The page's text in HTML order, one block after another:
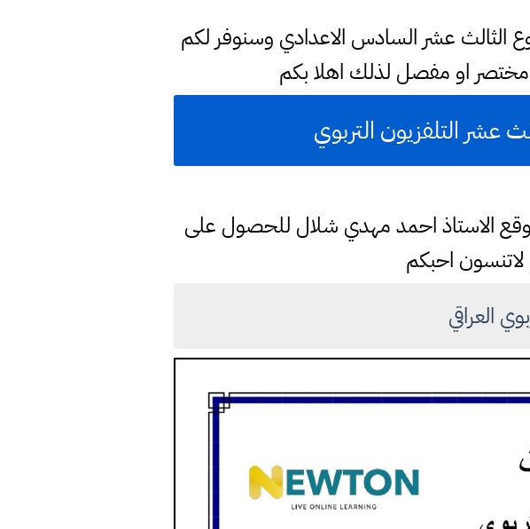
الثالث عشر السادس الاعدادي وسنوفر لكم
او مفصل لذلك اهلا بكم
عشر التلفزيون التربوي
الاستاذ احمد مهدي شلال للحصول على
احبكم
العراقي